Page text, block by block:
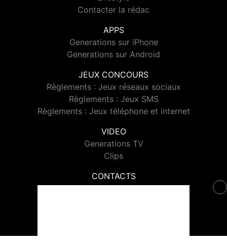
Contacter la rédac
APPS
Generations sur iPhone
Generations sur Android
JEUX CONCOURS
Règlements : Jeux réseaux sociaux
Règlements : Jeux SMS
Règlements : Jeux téléphone et internet
VIDEO
Generations TV
Clips
CONTACTS
Contacter Generations